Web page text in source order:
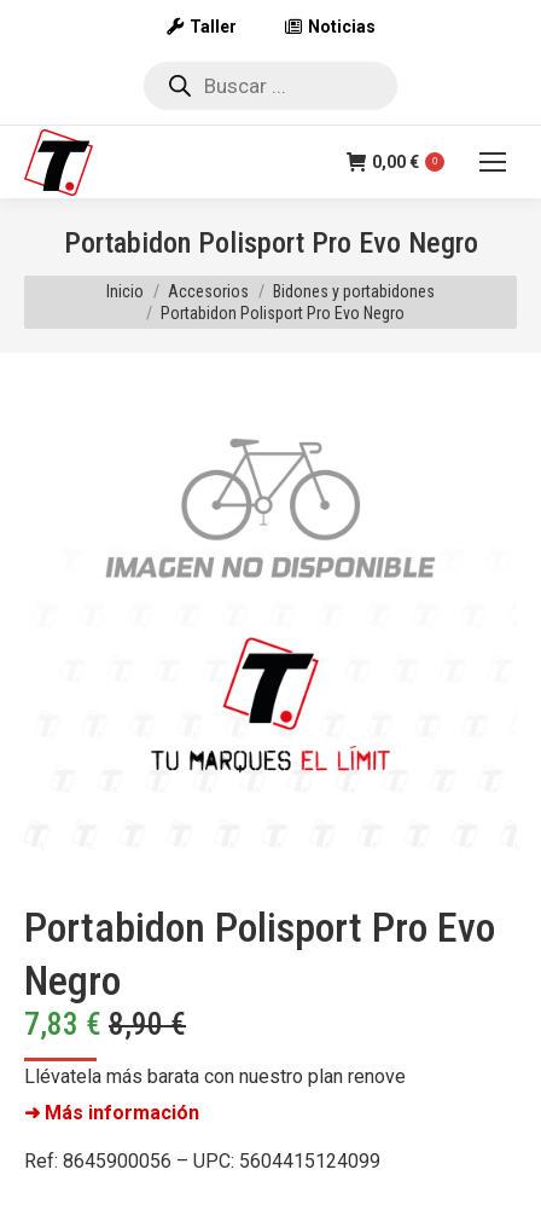
Taller Noticias
Búsqueda
0,00€ 0
Portabidon Polisport Pro Evo Negro
Estás aquí:
Inicio Accesorios
Bidones y portabidones
Portabidon Polisport Pro Evo Negro
Portabidon Polisport Pro Evo
Negro
7,83 € 8,90€
Llévatela más barata con nuestro plan renove
➜ Más información
Ref: 8645900056 – UPC: 5604415124099